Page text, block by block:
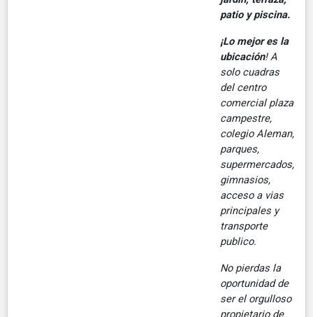
patio y piscina.
¡Lo mejor es la
ubicación! A
solo cuadras
del centro
comercial plaza
campestre,
colegio Aleman,
parques,
supermercados,
gimnasios,
acceso a vias
principales y
transporte
publico.
No pierdas la
oportunidad de
ser el orgulloso
propietario de